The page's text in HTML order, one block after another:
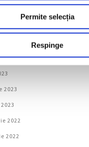
Permite selecția
Respinge
2023
2022
2022